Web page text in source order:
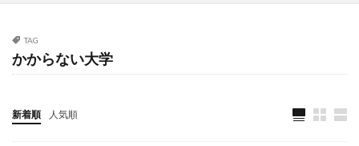
TAG
かからない大学
新着順 人気順
〇〇力 宮城県仙台市